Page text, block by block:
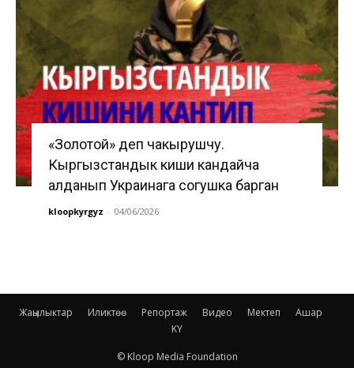
«Золотой» деп чакырушчу.
Кыргызстандык киши кандайча
алданып Украинага согушка барган
kloopkyrgyz - 04/06/2026
Жаңылыктар Иликтөө Репортаж Видео Мектеп
Ашар
KY
© Kloop Media Foundation